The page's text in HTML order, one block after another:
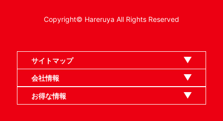
Copyright© Hareruya All Rights Reserved
サイトマップ
ネット買取TOP
まとめて買取
ハレツー通販サイト
ヘルプ
お問い合わせ
会社情報
利用規約
スタッフ募集
特定商取引法表示
個人情報保護指針
企業情報
お得な情報